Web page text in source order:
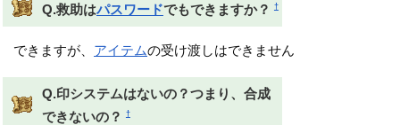
Q.救助はパスワードでもできますか？ †
できますが、 アイテムの受け渡しはできません
Q.印システムはないの？つまり、合成
できないの？
†